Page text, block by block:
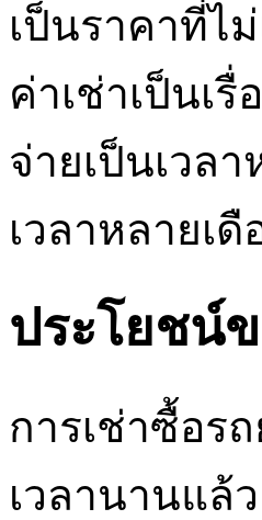
เป็นราคาที่ไ
ค่าเช่าเป็นเ
จ่ายเป็นเวล
เวลาหลายเ
ประโยชน์
การเช่าซื้อร
เวลานานแล้